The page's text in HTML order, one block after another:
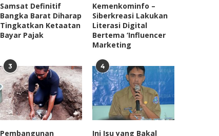
Samsat Definitif
Bangka Barat Diharap
Tingkatkan Ketaatan
Bayar Pajak
Kemenkominfo –
Siberkreasi Lakukan
Literasi Digital
Bertema ‘Influencer
Marketing
3
Pembangunan
4
Ini Isu yang Bakal